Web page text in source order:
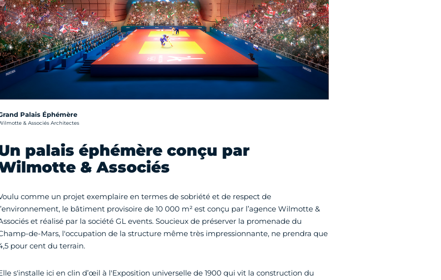
Palais Éphémère
photo :
& Associés Architectes
palais éphémère conçu par
& Associés
comme un projet exemplaire en termes de sobriété et de respect de
le bâtiment provisoire de 10 000 m² est conçu par l’agence Wilmotte &
et réalisé par la société GL events. Soucieux de préserver la promenade du
de-Mars, l'occupation de la structure même très impressionnante, ne prendra que
pour cent du terrain.
s'installe ici en clin d’œil à l'Exposition universelle de 1900 qui vit la construction du